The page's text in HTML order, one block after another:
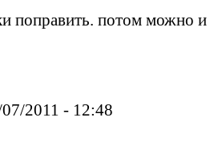
поправить. потом можно и
2011 - 12:48